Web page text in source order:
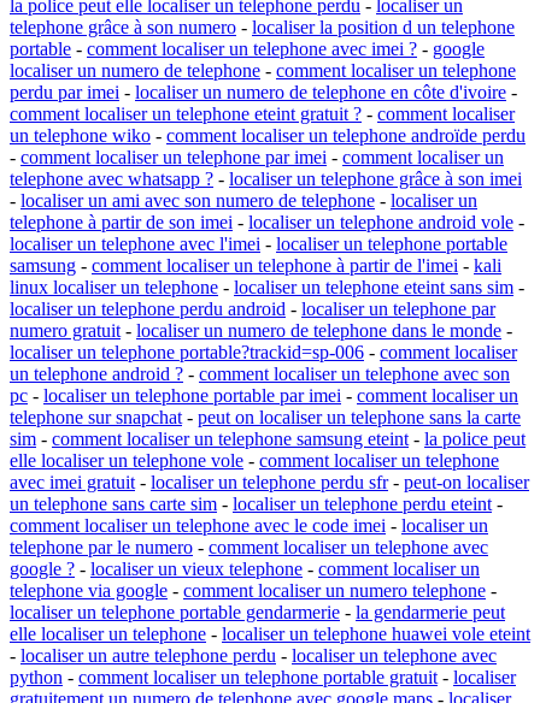
la police peut elle localiser un telephone perdu - localiser un
telephone grâce à son numero - localiser la position d un telephone
portable - comment localiser un telephone avec imei ? - google
localiser un numero de telephone - comment localiser un telephone
perdu par imei - localiser un numero de telephone en côte d'ivoire -
comment localiser un telephone eteint gratuit ? - comment localiser
un telephone wiko - comment localiser un telephone androïde perdu
- comment localiser un telephone par imei - comment localiser un
telephone avec whatsapp ? - localiser un telephone grâce à son imei
- localiser un ami avec son numero de telephone - localiser un
telephone à partir de son imei - localiser un telephone android vole -
localiser un telephone avec l'imei - localiser un telephone portable
samsung - comment localiser un telephone à partir de l'imei - kali
linux localiser un telephone - localiser un telephone eteint sans sim -
localiser un telephone perdu android - localiser un telephone par
numero gratuit - localiser un numero de telephone dans le monde -
localiser un telephone portable?trackid=sp-006 - comment localiser
un telephone android ? - comment localiser un telephone avec son
pc - localiser un telephone portable par imei - comment localiser un
telephone sur snapchat - peut on localiser un telephone sans la carte
sim - comment localiser un telephone samsung eteint - la police peut
elle localiser un telephone vole - comment localiser un telephone
avec imei gratuit - localiser un telephone perdu sfr- peut-on localiser
un telephone sans carte sim - localiser un telephone perdu eteint -
comment localiser un telephone avec le code imei - localiser un
telephone par le numero - comment localiser un telephone avec
google ? - localiser un vieux telephone - comment localiser un
telephone via google - comment localiser un numero telephone -
localiser un telephone portable gendarmerie - la gendarmerie peut
elle localiser un telephone - localiser un telephone huawei vole eteint
- localiser un autre telephone perdu - localiser un telephone avec
python - comment localiser un telephone portable gratuit - localiser
gratuitement un numero de telephone avec google maps - localiser